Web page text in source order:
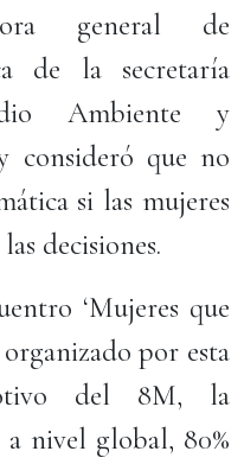
general de
de la secretaría
Ambiente y
consideró que no
si las mujeres
decisiones.
‘Mujeres que
por esta
del 8M, la
nivel global, 80%